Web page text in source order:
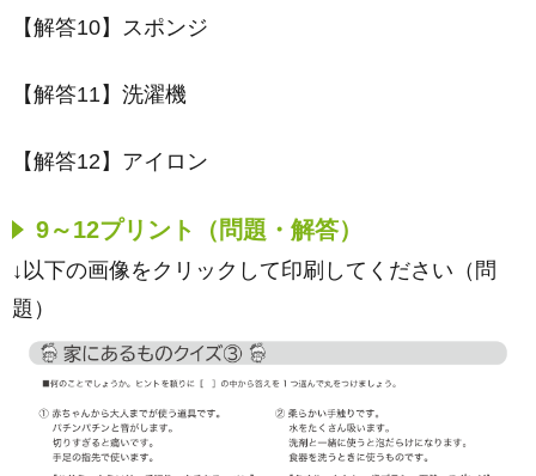
【解答10】スポンジ
【解答11】洗濯機
【解答12】アイロン
9～12プリント（問題・解答）
↓以下の画像をクリックして印刷してください（問
題）